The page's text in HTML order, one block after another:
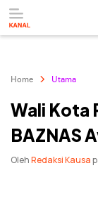
Home Utama
Wali Kota
BAZNAS
OlehRedaksi Kausa